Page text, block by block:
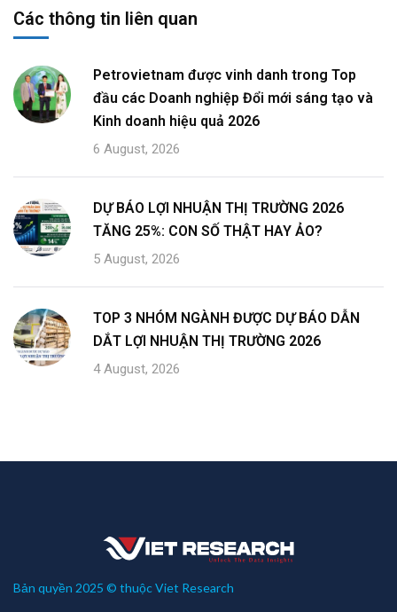
Các thông tin liên quan
Petrovietnam được vinh danh trong Top
đầu các Doanh nghiệp Đổi mới sáng tạo và
Kinh doanh hiệu quả 2026
6 August, 2026
DỰ BÁO LỢI NHUẬN THỊ TRƯỜNG 2026
TĂNG 25%: CON SỐ THẬT HAY ẢO?
5 August, 2026
TOP 3 NHÓM NGÀNH ĐƯỢC DỰ BÁO DẪN
DẮT LỢI NHUẬN THỊ TRƯỜNG 2026
4 August, 2026
Bản quyền 2025 © thuộc Viet Research